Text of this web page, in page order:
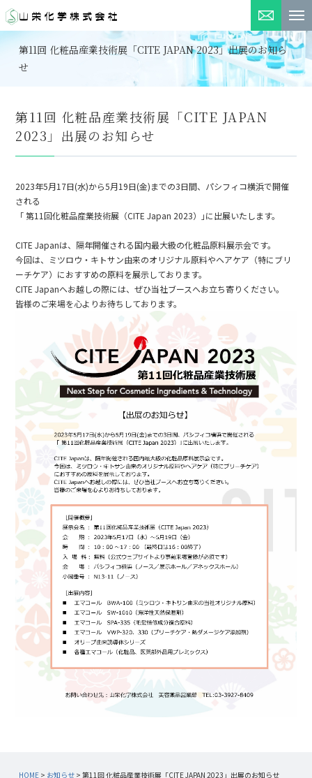
第11回 化粧品産業技術展「CITE JAPAN 2023」出展のお知ら
せ
第11回 化粧品産業技術展「CITE JAPAN
2023」出展のお知らせ
2023年5月17日(水)から5月19日(金)までの3日間、パシフィコ横浜で開催
される
「 第11回化粧品産業技術展（CITE Japan 2023）｣に出展いたします。
CITE Japanは、隔年開催される国内最大級の化粧品原料展示会です。
今回は、ミツロウ・キトサン由来のオリジナル原料やヘアケア（特にブリ
ーチケア）におすすめの原料を展示しております。
CITE Japanへお越しの際には、ぜひ当社ブースへお立ち寄りください。
皆様のご来場を心よりお待ちしております。
HOME> お知らせ> 第11回 化粧品産業技術展「CITE JAPAN 2023」出展のお知らせ